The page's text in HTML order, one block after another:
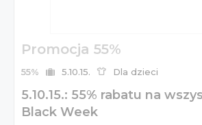
Promocja 55%
55% 5.10.15. Dla dzieci
5.10.15.: 55% rabatu na
Black Week